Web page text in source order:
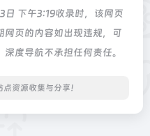
下午3:19收录时，该网页
网页的内容如出现违规，可
度导航不承担任何责任。
资源收集与分享！